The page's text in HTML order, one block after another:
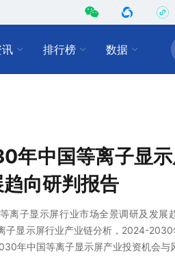
讯 排行榜 数据
中国等离子显示
向研判报告
离子显示屏行业市场全景调研及发展
子显示屏行业产业链分析，2024-2030
年中国等离子显示屏产业投资机会与